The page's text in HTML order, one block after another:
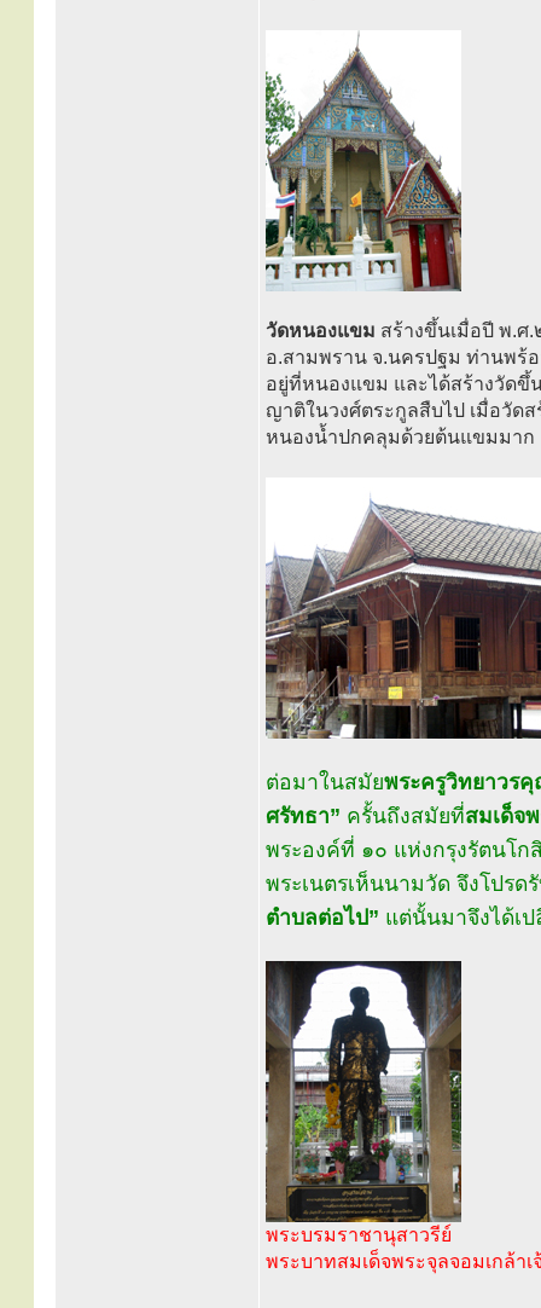
วัดหนองแขม สร้างขึ้นเมื่อปี พ.ศ.
อ.สามพราน จ.นครปฐม ท่านพร้
อยู่ที่หนองแขม และได้สร้างวัดขึ้
ญาติในวงศ์ตระกูลสืบไป เมื่อวัด
หนองน้ำปกคลุมด้วยต้นแขมมาก
ต่อมาในสมัยพระครูวิทยาวร
ศรัทธา” ครั้นถึงสมัยที่สมเด็จ
พระองค์ที่ ๑๐ แห่งกรุงรัตนโ
พระเนตรเห็นนามวัด จึงโปรด
ตำบลต่อไป” แต่นั้นมาจึงได้เ
พระบรมราชานุสาวรีย์
พระบาทสมเด็จพระจุลจอมเกล้าเ